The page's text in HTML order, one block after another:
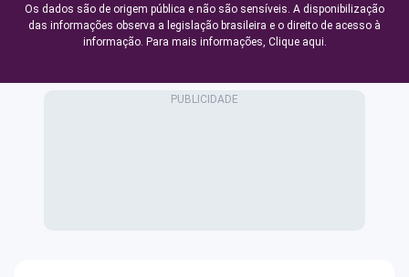
Os dados são de origem pública e não são sensíveis. A disponibilização
das informações observa a legislação brasileira e o direito de acesso à
informação. Para mais informações, Clique aqui.